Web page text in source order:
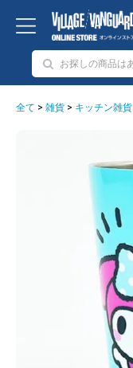
全て > 雑貨 > キッチン雑貨